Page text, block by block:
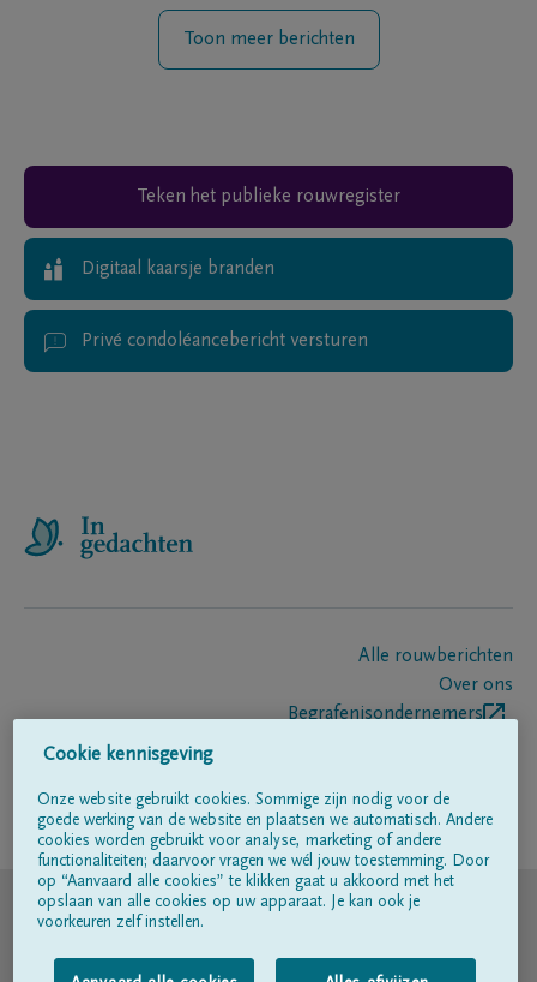
Toon meer berichten
Teken het publieke rouwregister
Digitaal kaarsje branden
Privé condoléancebericht versturen
Alle rouwberichten
Over ons
Begrafenisondernemers
Volg ons op
© DELA
Gebruiksvoorwaarden
Cookie kennisgeving
Onze website gebruikt cookies. Sommige zijn nodig voor de
goede werking van de website en plaatsen we automatisch. Andere
cookies worden gebruikt voor analyse, marketing of andere
functionaliteiten; daarvoor vragen we wél jouw toestemming. Door
op “Aanvaard alle cookies” te klikken gaat u akkoord met het
opslaan van alle cookies op uw apparaat. Je kan ook je
voorkeuren zelf instellen.